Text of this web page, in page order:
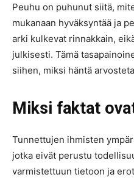
Peuhu on puhunut siitä,
mukanaan hyväksyntää ja
arki kulkevat rinnakkain,
julkisesti. Tämä
siihen, miksi häntä
Miksi faktat
Tunnettujen ihmisten
jotka eivät perustu
varmistettuun tietoon ja